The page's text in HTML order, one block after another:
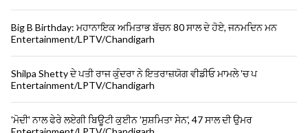
Big B Birthday: ਮਹਾਨਾਇਕ ਅਮਿਤਾਭ ਬੱਚਨ 80 ਸਾਲ ਦੇ ਹੋਏ, ਜਨਮਦਿਨ ਮਨ
Entertainment/LPTV/Chandigarh
Shilpa Shetty ਦੇ ਪਤੀ ਰਾਜ ਕੁੰਦਰਾ ਨੇ ਇਤਰਾਜ਼ਯੋਗ ਵੀਡੀਓ ਮਾਮਲੇ 'ਚ ਪ
Entertainment/LPTV/Chandigarh
'ਮੋਦੀ' ਨਾਲ ਫੇਰੇ ਲਏਗੀ ਬਿਊਟੀ ਕੁਈਨ 'ਸੁਸ਼ਮਿਤਾ ਸੇਨ', 47 ਸਾਲ ਦੀ ਉਮਰ